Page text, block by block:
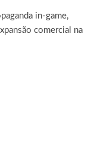
in-game,
comercial na